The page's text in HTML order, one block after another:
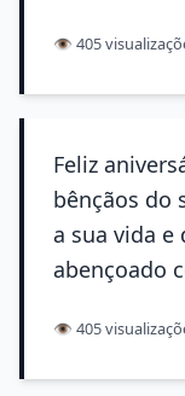
👁️ 405
Feliz
bênçãos do
a sua vida e
abençoado
👁️ 405